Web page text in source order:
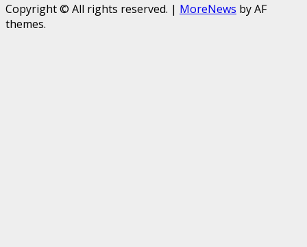
Copyright © All rights reserved. | MoreNews by AF
themes.